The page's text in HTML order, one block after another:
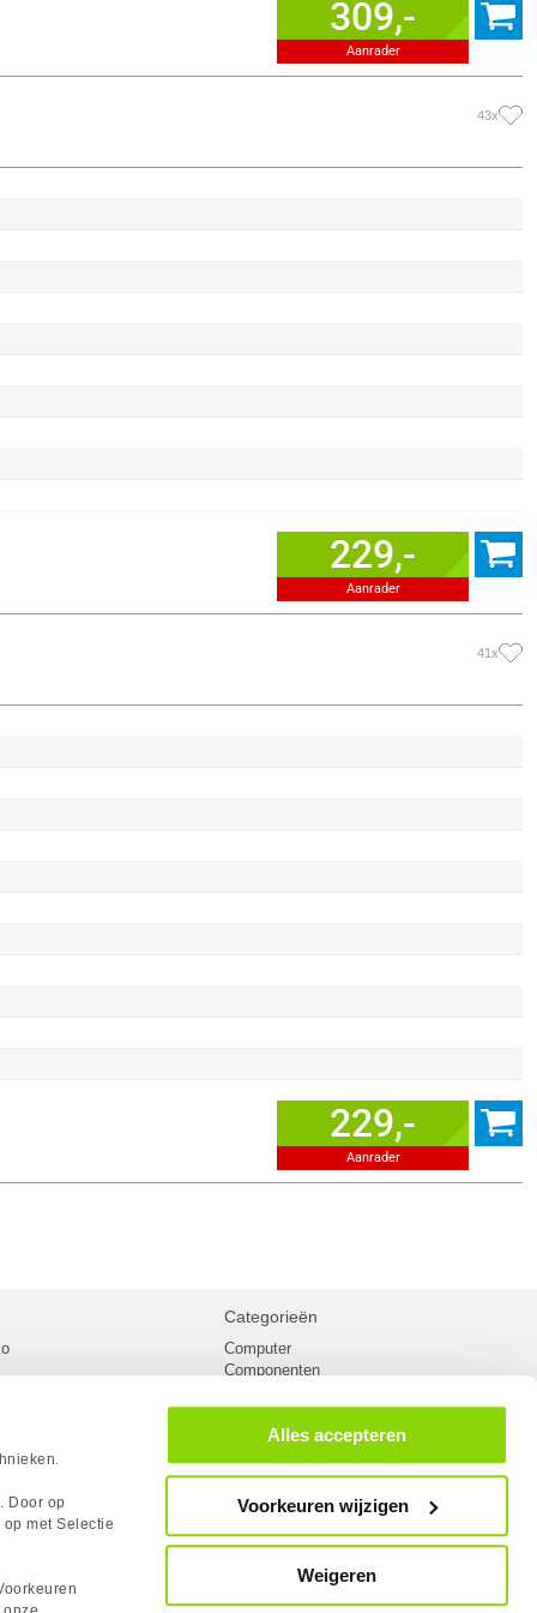
Door op
met Selectie
Alles accepteren
Voorkeuren wijzigen
Weigeren
309,-
Aanrader
43x
229,-
Aanrader
41x
229,-
Aanrader
Case Badge
Categorieën
Computer
Componenten
Kabels
Netwerk
Gaming laptops
PC Systemen
Megekko fanshop